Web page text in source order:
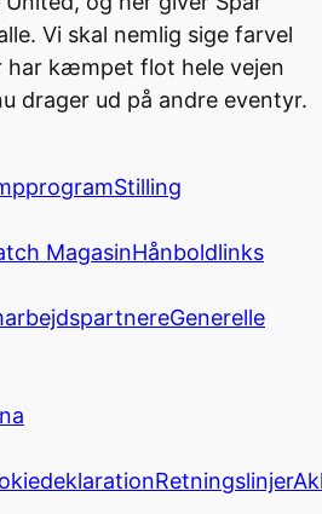
Vi skal nemlig sige farvel
har kæmpet flot hele vejen
drager ud på andre eventyr.
Stilling
MagasinHånboldlinks
Generelle
Retningslinjer